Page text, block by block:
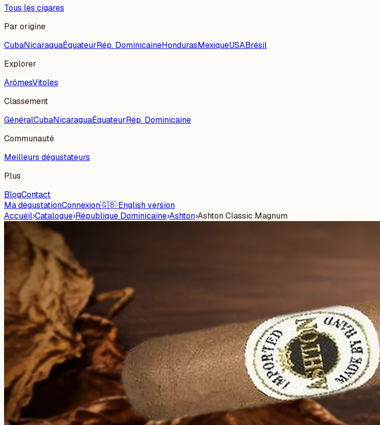
Tous les cigares
Par origine
CubaNicaraguaÉquateurRép. DominicaineHondurasMexiqueUSABrésil
Explorer
ArômesVitoles
Classement
GénéralCubaNicaraguaÉquateurRép. Dominicaine
Communauté
Meilleurs dégustateurs
Plus
BlogContact
Ma dégustationConnexion🇬🇧 English version
Accueil›Catalogue›République Dominicaine›Ashton›Ashton Classic Magnum